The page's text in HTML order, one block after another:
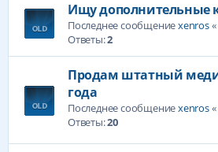
Ищу дополнительные
Последнее сообщениеxenros«
Ответы:2
Продам штатный
года
Последнее сообщениеxenros«
Ответы:20